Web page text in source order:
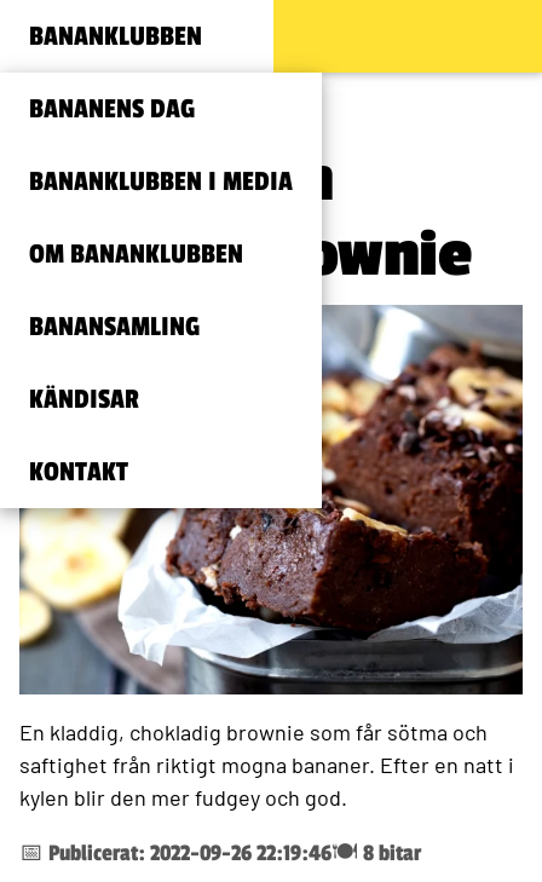
BANANKLUBBEN
BANANENS DAG
BANANKLUBBEN I MEDIA
OM BANANKLUBBEN
BANANSAMLING
KÄNDISAR
KONTAKT
Banan- och
chokladbrownie
En kladdig, chokladig brownie som får sötma och
saftighet från riktigt mogna bananer. Efter en natt i
kylen blir den mer fudgey och god.
📅 Publicerat: 2022-09-26 22:19:46🍽️ 8 bitar